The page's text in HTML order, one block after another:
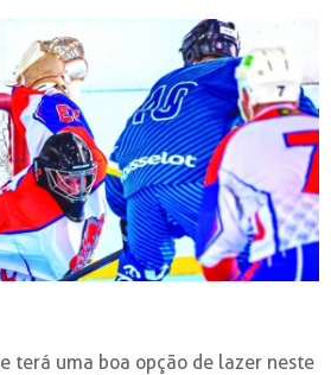
terá uma boa opção de lazer neste